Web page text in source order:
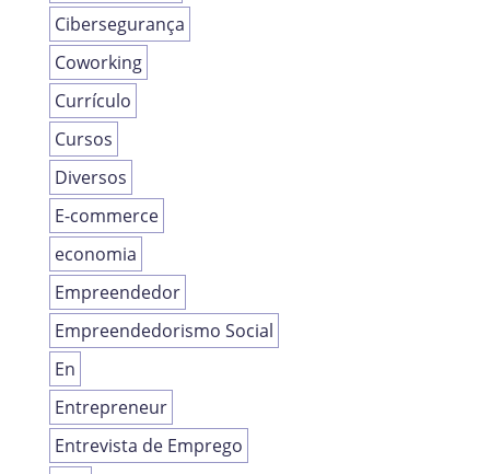
Cibersegurança
Coworking
Currículo
Cursos
Diversos
E-commerce
economia
Empreendedor
Empreendedorismo Social
En
Entrepreneur
Entrevista de Emprego